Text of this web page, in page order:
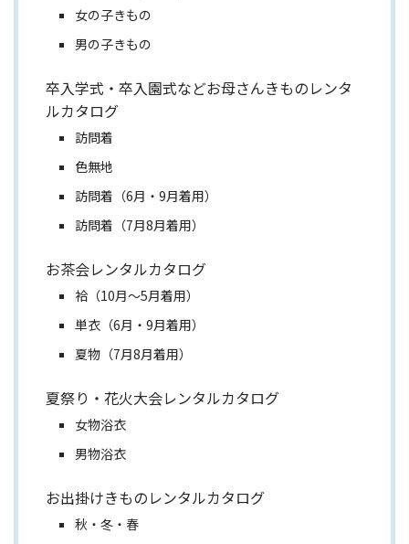
女の子きもの
男の子きもの
卒入学式・卒入園式などお母さんきものレンタ
ルカタログ
訪問着
色無地
訪問着（6月・9月着用）
訪問着（7月8月着用）
お茶会レンタルカタログ
袷（10月～5月着用）
単衣（6月・9月着用）
夏物（7月8月着用）
夏祭り・花火大会レンタルカタログ
女物浴衣
男物浴衣
お出掛けきものレンタルカタログ
秋・冬・春